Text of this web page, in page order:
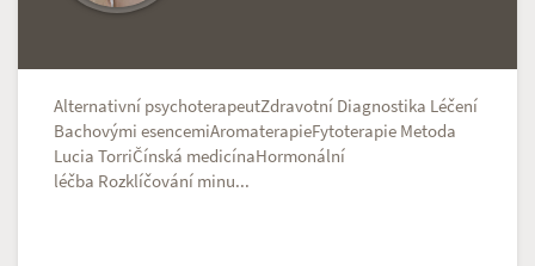
Alternativní psychoterapeutZdravotní Diagnostika Léčení
Bachovými esencemiAromaterapieFytoterapie Metoda
Lucia TorriČínská medicínaHormonální
léčba Rozklíčování minu...